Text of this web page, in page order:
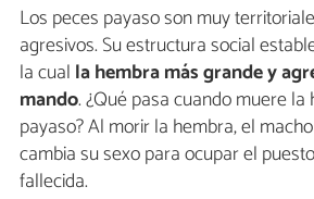
Los peces payaso son muy
agresivos. Su estructura social
la cual la hembra más grande y
mando. ¿Qué pasa cuando muere
payaso? Al morir la hembra, el
cambia su sexo para ocupar el
fallecida.